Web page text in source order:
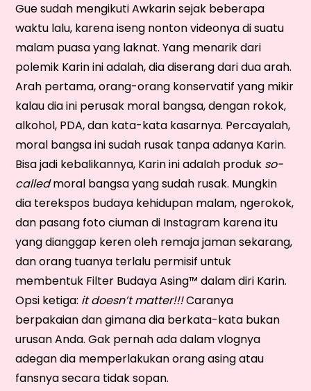
Gue sudah mengikuti Awkarin sejak beberapa
waktu lalu, karena iseng nonton videonya di suatu
malam puasa yang laknat. Yang menarik dari
polemik Karin ini adalah, dia diserang dari dua arah.
Arah pertama, orang-orang konservatif yang mikir
kalau dia ini perusak moral bangsa, dengan rokok,
alkohol, PDA, dan kata-kata kasarnya. Percayalah,
moral bangsa ini sudah rusak tanpa adanya Karin.
Bisa jadi kebalikannya, Karin ini adalah produk so-
calledmoral bangsa yang sudah rusak. Mungkin
dia terekspos budaya kehidupan malam, ngerokok,
dan pasang foto ciuman di Instagram karena itu
yang dianggap keren oleh remaja jaman sekarang,
dan orang tuanya terlalu permisif untuk
membentuk Filter Budaya Asing™ dalam diri Karin.
Opsi ketiga: it doesn’t matter!!!Caranya
berpakaian dan gimana dia berkata-kata bukan
urusan Anda. Gak pernah ada dalam vlognya
adegan dia memperlakukan orang asing atau
fansnya secara tidak sopan.